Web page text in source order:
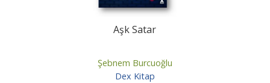
Aşk Satar
Şebnem Burcuoğlu
Dex Kitap